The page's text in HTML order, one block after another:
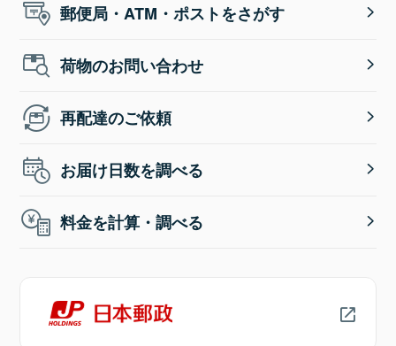
郵便局・ATM・ポストをさがす
荷物のお問い合わせ
再配達のご依頼
お届け日数を調べる
料金を計算・調べる